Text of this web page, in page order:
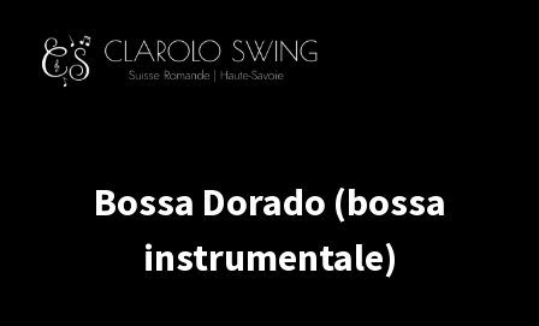
Bossa Dorado (bossa
instrumentale)